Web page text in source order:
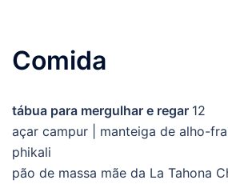
Comida
tábua para mergulhar e regar 12
açar campur | manteiga de alho-
phikali
pão de massa mãe da La Tahona